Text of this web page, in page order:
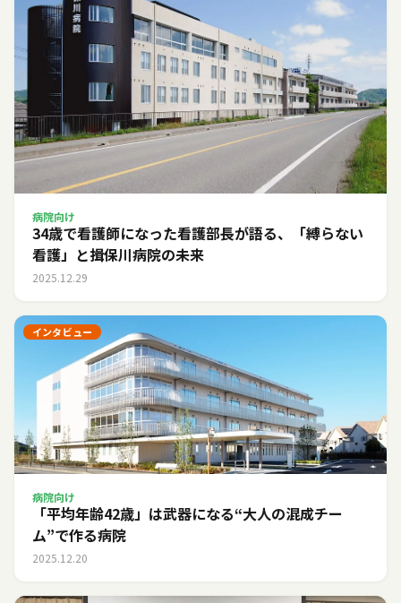
病院向け
34歳で看護師になった看護部長が語る、「縛らない
看護」と揖保川病院の未来
2025.12.29
インタビュー
病院向け
「平均年齢42歳」は武器になる――“大人の混成チー
ム”で作る病院
2025.12.20